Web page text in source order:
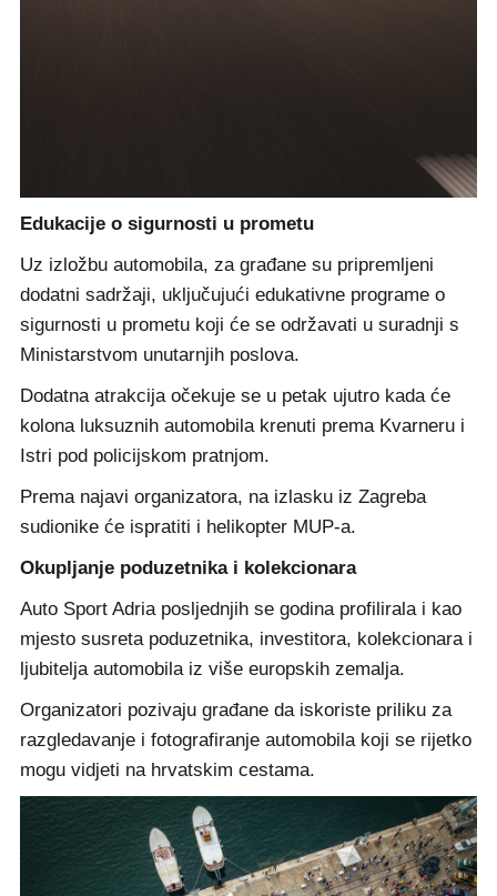
Edukacije o sigurnosti u prometu
Uz izložbu automobila, za građane su pripremljeni
dodatni sadržaji, uključujući edukativne programe o
sigurnosti u prometu koji će se održavati u suradnji s
Ministarstvom unutarnjih poslova.
Dodatna atrakcija očekuje se u petak ujutro kada će
kolona luksuznih automobila krenuti prema Kvarneru i
Istri pod policijskom pratnjom.
Prema najavi organizatora, na izlasku iz Zagreba
sudionike će ispratiti i helikopter MUP-a.
Okupljanje poduzetnika i kolekcionara
Auto Sport Adria posljednjih se godina profilirala i kao
mjesto susreta poduzetnika, investitora, kolekcionara i
ljubitelja automobila iz više europskih zemalja.
Organizatori pozivaju građane da iskoriste priliku za
razgledavanje i fotografiranje automobila koji se rijetko
mogu vidjeti na hrvatskim cestama.